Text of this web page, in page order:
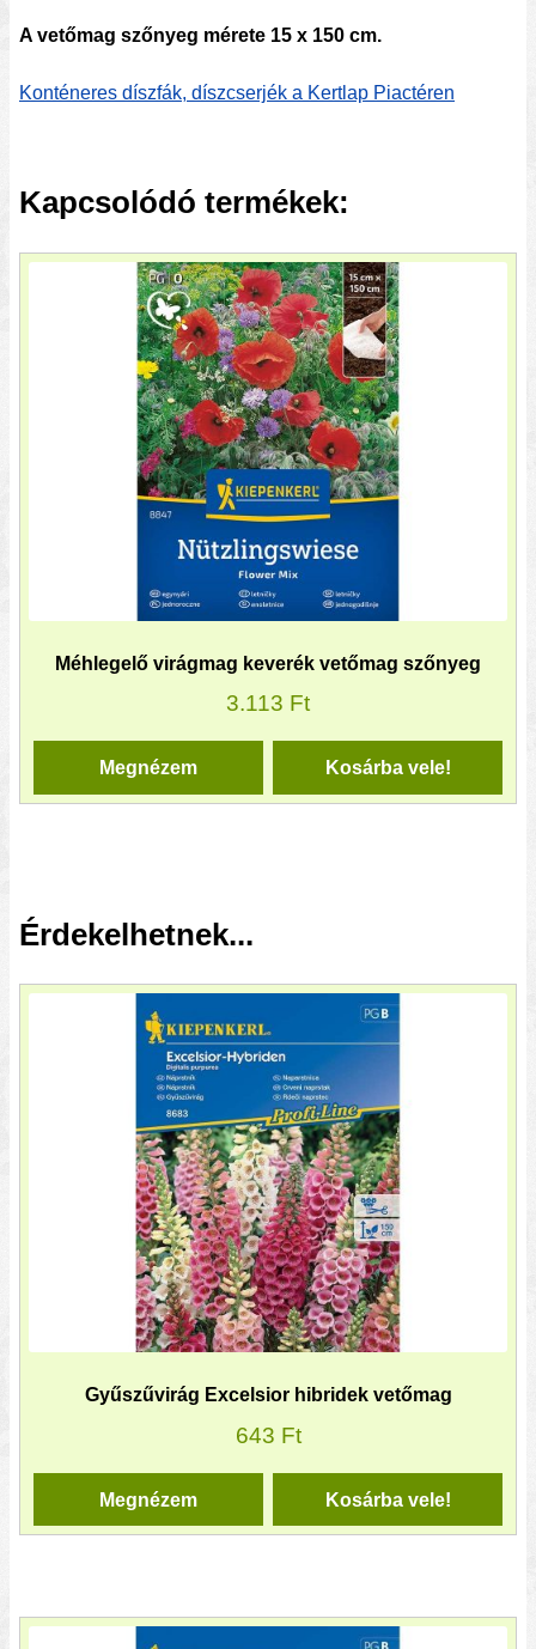
A vetőmag szőnyeg mérete 15 x 150 cm.
Konténeres díszfák, díszcserjék a Kertlap Piactéren
Kapcsolódó termékek:
Méhlegelő virágmag keverék vetőmag szőnyeg
3.113 Ft
Kosárba vele!
Megnézem
Érdekelhetnek...
Gyűszűvirág Excelsior hibridek vetőmag
643 Ft
Kosárba vele!
Megnézem